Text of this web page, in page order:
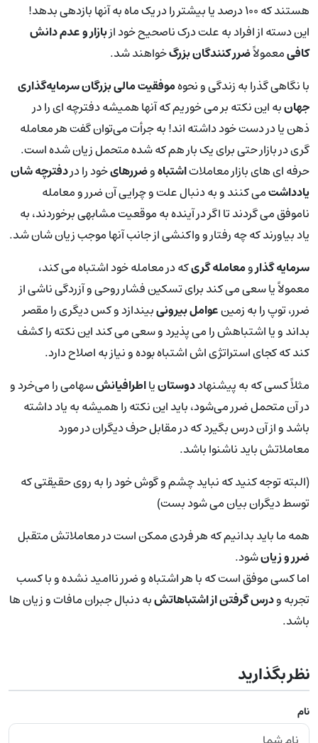
هستند که ۱۰۰ درصد یا بیشتر را در یک ماه به آنها بازدهی بدهد!
این دسته از افراد به علت درک ناصحیح خود ازبازار و عدم دانش
کافیمعمولاًضرر کنندگان بزرگخواهند شد.
با نگاهی گذرا به زندگی و نحوهموفقیت مالی بزرگان سرمایه‌گذاری
جهانبه این نکته بر می خوریم که آنها همیشه دفترچه ای را در
ذهن یا در دست خود داشته اند! به جرأت می‌توان گفت هر معامله
گری در بازار حتی برای یک بار هم که شده متحمل زیان شده است.
حرفه ای های بازار معاملاتاشتباهوضررهایخود را دردفترچه شان
یادداشتمی کنند و به دنبال علت و چرایی آن ضرر و معامله
ناموفق می گردند تا اگر در آینده به موقعیت مشابهی برخوردند، به
یاد بیاورند که چه رفتار و واکنشی از جانب آنها موجب زیان شان شد.
سرمایه گذارومعامله گریکه در معامله خود اشتباه می کند،
معمولاً یا سعی می کند برای تسکین فشار روحی و آزردگی ناشی از
ضرر، توپ را به زمینعوامل بیرونیبیندازد و کس دیگری را مقصر
بداند و یا اشتباهش را می پذیرد و سعی می کند این نکته را کشف
کند که کجای استراتژی اش اشتباه بوده و نیاز به اصلاح دارد.
مثلاً کسی که به پیشنهاددوستانیااطرافیانشسهامی را می‌خرد و
در آن متحمل ضرر می‌شود، باید این نکته را همیشه به یاد داشته
باشد و از آن درس بگیرد که در مقابل حرف دیگران در مورد
معاملاتش باید ناشنوا باشد.
(البته توجه کنید که نباید چشم و گوش خود را به روی حقیقتی که
توسط دیگران بیان می شود بست)
همه ما باید بدانیم که هر فردی ممکن است در معاملاتش متقبل
ضرر و زیانشود.
اما کسی موفق است که با هر اشتباه و ضرر ناامید نشده و با کسب
تجربه ودرس گرفتن از اشتباهاتشبه دنبال جبران مافات و زیان ها
باشد.
نظر بگذارید
نام